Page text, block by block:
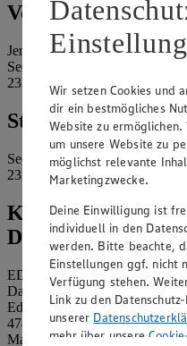
Vertretung:
Jens Märkte Jens GmbH &
Seestraße 1
23758 Weissenhäuser Strand
Standort des
Seestraße 1
23758 Weissenhäuser Strand
Kontaktdaten des
EDEKA Nordwest Stiftung &
Datenschutzbeauftragter
Edekaplatz 1
47445 Moers
Mail:
Wir setzen Cookies und
dir ein bestmögliches
Website zu
um unsere Website zu
möglichst relevante
Marketingzwecke.
Deine Einwilligung ist
individuell in den
werden. Bitte beachte,
Einstellungen ggf. nicht
Verfügung stehen.
Link zu den
unserer
mehr über unsere